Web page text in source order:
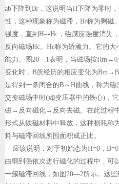
ab下降到Br，这说明当H下降为零时
性，这种现象称为磁滞，Br称为剩磁
强度，直到H=-Hc，磁感应强度消失
反向磁场Hc。Hc称为矫顽力。它的
能力。图20—1表明，当磁场按
变化时，B所经历的相应变化为
是得到一条闭合的B～H曲线，称为
交变磁场中时(如变压器中的铁心)，
磁→反向磁化→反向去磁。在此过程
形式从铁磁材料中释放，这种损耗称
耗与磁滞回线所围面积成正比。
应该说明，对于初始态为H=0，
由弱到强依次进行磁化的过程中，可
一簇磁滞回线，如图20—2所示。这